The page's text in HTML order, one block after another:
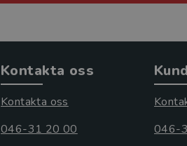
Kontakta oss
Kontakta oss
046-31 20 00
046-